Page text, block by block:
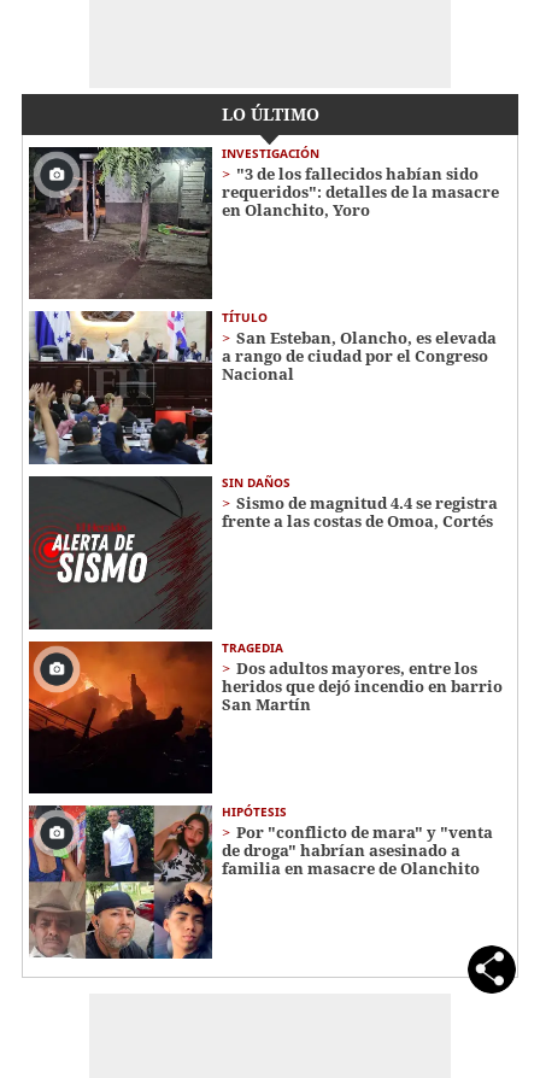
LO ÚLTIMO
INVESTIGACIÓN
"3 de los fallecidos habían sido
requeridos": detalles de la masacre
en Olanchito, Yoro
TÍTULO
San Esteban, Olancho, es elevada
a rango de ciudad por el Congreso
Nacional
SIN DAÑOS
Sismo de magnitud 4.4 se registra
frente a las costas de Omoa, Cortés
TRAGEDIA
Dos adultos mayores, entre los
heridos que dejó incendio en barrio
San Martín
HIPÓTESIS
Por "conflicto de mara" y "venta
de droga" habrían asesinado a
familia en masacre de Olanchito